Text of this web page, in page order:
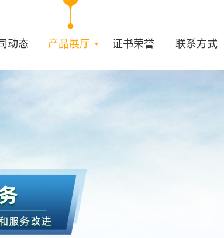
动态 产品展厅 证书荣誉 联系方式